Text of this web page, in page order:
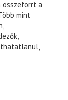
összeforrt a
mint